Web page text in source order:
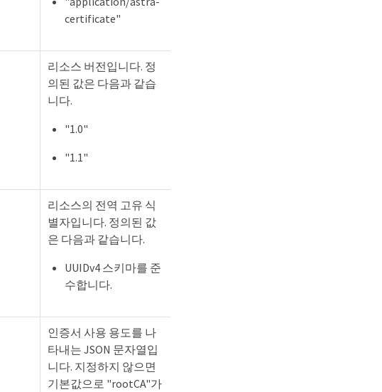
certificate"
리소스 버전입니다. 정
의된 값은 다음과 같습
니다.
"1.0"
"1.1"
리소스의 전역 고유 식
별자입니다. 정의된 값
은 다음과 같습니다.
UUIDv4 스키마를 준
수합니다.
인증서 사용 용도를 나
타내는 JSON 문자열입
니다. 지정하지 않으면
기본값으로 "rootCA"가